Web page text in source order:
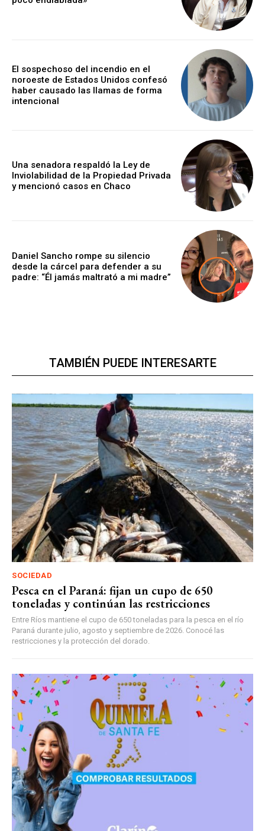
El sospechoso del incendio en el
noroeste de Estados Unidos confesó
haber causado las llamas de forma
intencional
Una senadora respaldó la Ley de
Inviolabilidad de la Propiedad Privada
y mencionó casos en Chaco
Daniel Sancho rompe su silencio
desde la cárcel para defender a su
padre: “Él jamás maltrató a mi madre”
TAMBIÉN PUEDE INTERESARTE
SOCIEDAD
Pesca en el Paraná: fijan un cupo de 650
toneladas y continúan las restricciones
Entre Ríos mantiene el cupo de 650 toneladas para la pesca en el río
Paraná durante julio, agosto y septiembre de 2026. Conocé las
restricciones y la protección del dorado.